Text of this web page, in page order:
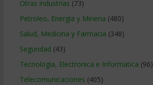
Otras industrias (73)
Petroleo, Energia y Mineria (480)
Salud, Medicina y Farmacia (348)
Seguridad (43)
Tecnologia, Electronica e Informatica (96)
Telecomunicaciones (405)